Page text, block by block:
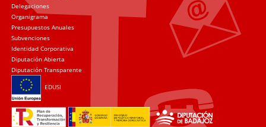
Delegaciones
Organigrama
Presupuestos Anuales
Subvenciones
Identidad Corporativa
Diputación Abierta
Diputación Transparente
EDUSI